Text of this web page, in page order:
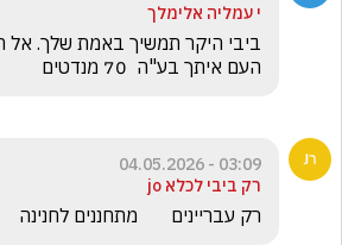
י עמליה אלימלך
העם איתך בע"ה  70 מנדטים
03:09 - 04.05.2026
רק ביבי לכלא jo
רק עבריינים       מתחננים לחנינה